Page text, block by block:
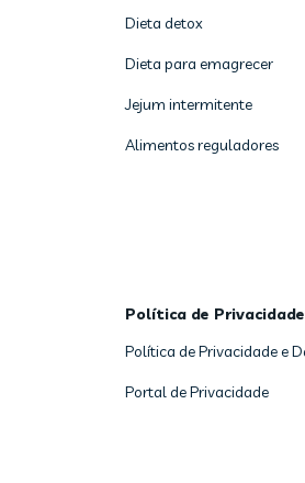
Dieta detox
Dieta para emagrecer
Jejum intermitente
Alimentos reguladores
Política de Privacidade
Política de Privacidade e
Portal de Privacidade